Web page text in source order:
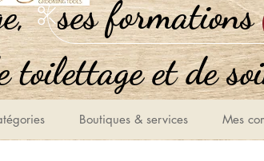
,Tout pour le toilettage
ses formations
et de
Boutiques & services Mes